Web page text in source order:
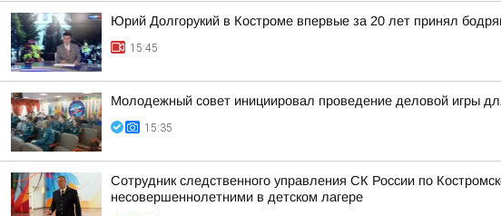
Юрий Долгорукий в Костроме впервые за 20 лет принял
15:45
Молодежный совет инициировал проведение деловой игры
15:35
Сотрудник следственного управления СК России по
несовершеннолетними в детском лагере